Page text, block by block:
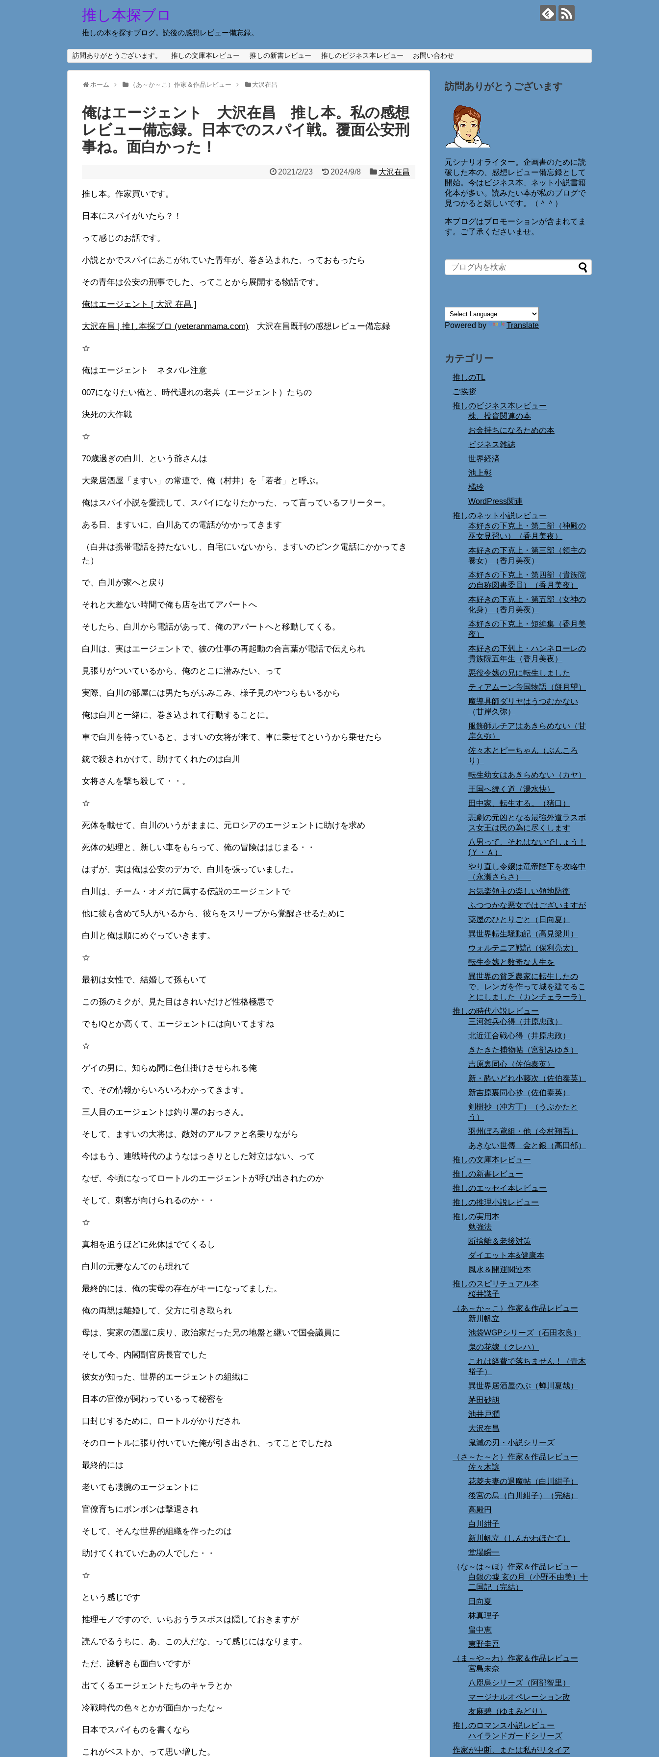
推し本探ブロ
推しの本を探すブログ。読後の感想レビュー備忘録。
訪問ありがとうございます。 推しの文庫本レビュー 推しの新書レビュー 推しのビジネス本レビュー お問い合わせ
ホーム （あ～か～こ）作家＆作品レビュー 大沢在昌
俺はエージェント 大沢在昌 推し本。私の感想
レビュー備忘録。日本でのスパイ戦。覆面公安刑
事ね。面白かった！
2021/2/23 2024/9/8 大沢在昌
推し本。作家買いです。
日本にスパイがいたら？！
って感じのお話です。
小説とかでスパイにあこがれていた青年が、巻き込まれた、っておもったら
その青年は公安の刑事でした、ってことから展開する物語です。
俺はエージェント [ 大沢 在昌 ]
大沢在昌 | 推し本探ブロ (veteranmama.com) 大沢在昌既刊の感想レビュー備忘録
☆
俺はエージェント ネタバレ注意
007になりたい俺と、時代遅れの老兵（エージェント）たちの
決死の大作戦
☆
70歳過ぎの白川、という爺さんは
大衆居酒屋「ますい」の常連で、俺（村井）を「若者」と呼ぶ。
俺はスパイ小説を愛読して、スパイになりたかった、って言っているフリーター。
ある日、ますいに、白川あての電話がかかってきます
（白井は携帯電話を持たないし、自宅にいないから、ますいのピンク電話にかかってき
た）
で、白川が家へと戻り
それと大差ない時間で俺も店を出てアパートへ
そしたら、白川から電話があって、俺のアパートへと移動してくる。
白川は、実はエージェントで、彼の仕事の再起動の合言葉が電話で伝えられ
見張りがついているから、俺のとこに潜みたい、って
実際、白川の部屋には男たちがふみこみ、様子見のやつらもいるから
俺は白川と一緒に、巻き込まれて行動することに。
車で白川を待っていると、ますいの女将が来て、車に乗せてというから乗せたら
銃で殺されかけて、助けてくれたのは白川
女将さんを撃ち殺して・・。
☆
死体を載せて、白川のいうがままに、元ロシアのエージェントに助けを求め
死体の処理と、新しい車をもらって、俺の冒険ははじまる・・
はずが、実は俺は公安のデカで、白川を張っていました。
白川は、チーム・オメガに属する伝説のエージェントで
他に彼も含めて5人がいるから、彼らをスリープから覚醒させるために
白川と俺は順にめぐっていきます。
☆
最初は女性で、結婚して孫もいて
この孫のミクが、見た目はきれいだけど性格極悪で
でもIQとか高くて、エージェントには向いてますね
☆
ゲイの男に、知らぬ間に色仕掛けさせられる俺
で、その情報からいろいろわかってきます。
三人目のエージェントは釣り屋のおっさん。
そして、ますいの大将は、敵対のアルファと名乗りながら
今はもう、連戦時代のようなはっきりとした対立はない、って
なぜ、今頃になってロートルのエージェントが呼び出されたのか
そして、刺客が向けられるのか・・
☆
真相を追うほどに死体はでてくるし
白川の元妻なんてのも現れて
最終的には、俺の実母の存在がキーになってました。
俺の両親は離婚して、父方に引き取られ
母は、実家の酒屋に戻り、政治家だった兄の地盤と継いで国会議員に
そして今、内閣副官房長官でした
彼女が知った、世界的エージェントの組織に
日本の官僚が関わっているって秘密を
口封じするために、ロートルがかりだされ
そのロートルに張り付いていた俺が引き出され、ってことでしたね
最終的には
老いても凄腕のエージェントに
官僚育ちにボンボンは撃退され
そして、そんな世界的組織を作ったのは
助けてくれていたあの人でした・・
☆
という感じです
推理モノですので、いちおうラスボスは隠しておきますが
読んでるうちに、あ、この人だな、って感じにはなります。
ただ、謎解きも面白いですが
出てくるエージェントたちのキャラとか
冷戦時代の色々とかが面白かったな～
日本でスパイものを書くなら
これがベストか、って思い増した。
訪問ありがとうございます
元シナリオライター。企画書のために読
破した本の、感想レビュー備忘録として
開始。今はビジネス本、ネット小説書籍
化本が多い。読みたい本が私のブログで
見つかると嬉しいです。（＾＾）
本ブログはプロモーションが含まれてま
す。ご了承くださいませ。
Powered by Translate
カテゴリー
推しのTL
ご挨拶
推しのビジネス本レビュー
株、投資関連の本
お金持ちになるための本
ビジネス雑誌
世界経済
池上彰
橘玲
WordPress関連
推しのネット小説レビュー
本好きの下克上・第二部（神殿の
巫女見習い）（香月美夜）
本好きの下克上・第三部（領主の
養女）（香月美夜）
本好きの下克上・第四部（貴族院
の自称図書委員）（香月美夜）
本好きの下克上・第五部（女神の
化身）（香月美夜）
本好きの下克上・短編集（香月美
夜）
本好きの下剋上・ハンネローレの
貴族院五年生（香月美夜）
悪役令嬢の兄に転生しました
ティアムーン帝国物語（餅月望）
魔導具師ダリヤはうつむかない
（甘岸久弥）
服飾師ルチアはあきらめない（甘
岸久弥）
佐々木とピーちゃん（ぶんころ
り）
転生幼女はあきらめない（カヤ）
王国へ続く道（湯水快）
田中家、転生する。（猪口）
悲劇の元凶となる最強外道ラスボ
ス女王は民の為に尽くします
八男って、それはないでしょう！
(Ｙ・Ａ）
やり直し令嬢は竜帝陛下を攻略中
（永瀬さらさ）
お気楽領主の楽しい領地防衛
ふつつかな悪女ではございますが
薬屋のひとりごと（日向夏）
異世界転生騒動記（高見梁川）
ウォルテニア戦記（保利亮太）
転生令嬢と数奇な人生を
異世界の貧乏農家に転生したの
で、レンガを作って城を建てるこ
とにしました（カンチェラーラ）
推しの時代小説レビュー
三河雑兵心得（井原忠政）
北近江合戦心得（井原忠政）
きたきた捕物帖（宮部みゆき）
吉原裏同心（佐伯泰英）
新・酔いどれ小藤次（佐伯泰英）
新吉原裏同心抄（佐伯泰英）
剣樹抄（冲方丁）（うぶかたと
う）
羽州ぼろ鳶組・他（今村翔吾）
あきない世傳 金と銀（高田郁）
推しの文庫本レビュー
推しの新書レビュー
推しのエッセイ本レビュー
推しの推理小説レビュー
推しの実用本
勉強法
断捨離＆老後対策
ダイエット本&健康本
風水＆開運関連本
推しのスピリチュアル本
桜井識子
（あ～か～こ）作家＆作品レビュー
新川帆立
池袋WGPシリーズ（石田衣良）
鬼の花嫁（クレハ）
これは経費で落ちません！（青木
裕子）
異世界居酒屋のぶ（蝉川夏哉）
茅田砂胡
池井戸潤
大沢在昌
鬼滅の刃・小説シリーズ
（さ～た～と）作家＆作品レビュー
佐々木譲
花菱夫妻の退魔帖（白川紺子）
後宮の烏（白川紺子）（完結）
高殿円
白川紺子
新川帆立（しんかわほたて）
堂場瞬一
（な～は～ほ）作家＆作品レビュー
白銀の墟 玄の月（小野不由美）十
二国記（完結）
日向夏
林真理子
畠中恵
東野圭吾
（ま～や～わ）作家＆作品レビュー
宮島未奈
八咫烏シリーズ（阿部智里）
マージナルオペレーション改
友麻碧（ゆまみどり）
推しのロマンス小説レビュー
ハイランドガードシリーズ
作家が中断、または私がリタイア